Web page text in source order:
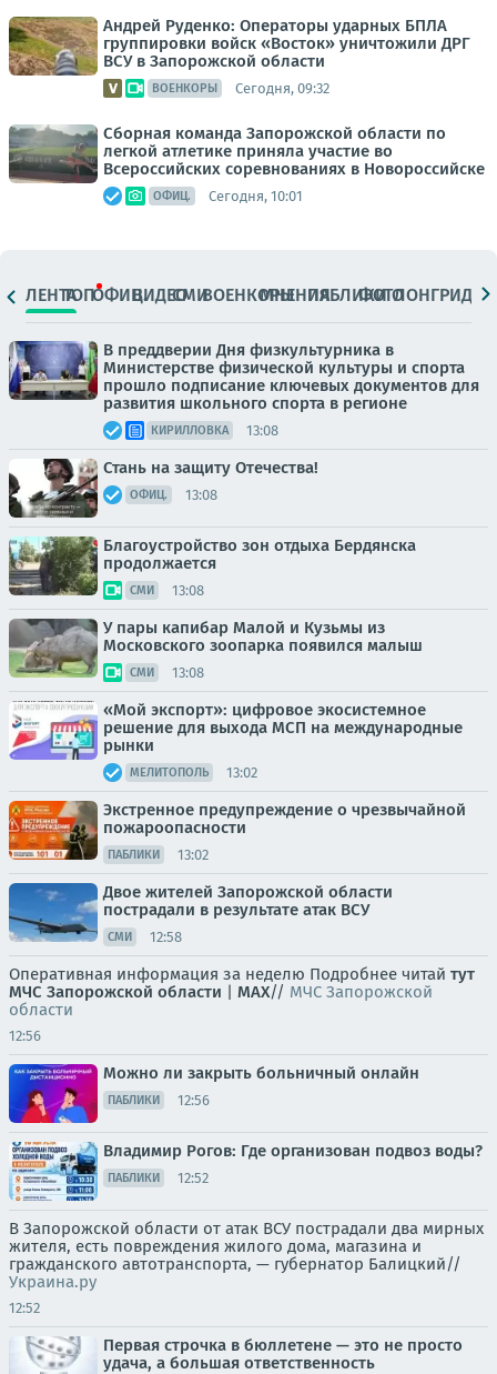
Андрей Руденко: Операторы ударных БПЛА
группировки войск «Восток» уничтожили ДРГ
ВСУ в Запорожской области
ВОЕНКОРЫ Сегодня, 09:32
Сборная команда Запорожской области по
легкой атлетике приняла участие во
Всероссийских соревнованиях в Новороссийске
ОФИЦ. Сегодня, 10:01
ЛЕНТАТОПОФИЦ.ВИДЕОСМИВОЕНКОРЫМНЕНИЯПАБЛИКИ
ФОТОЛОНГРИДЫ
В преддверии Дня физкультурника в
Министерстве физической культуры и спорта
прошло подписание ключевых документов для
развития школьного спорта в регионе
КИРИЛЛОВКА 13:08
Стань на защиту Отечества!
ОФИЦ. 13:08
Благоустройство зон отдыха Бердянска
продолжается
СМИ 13:08
У пары капибар Малой и Кузьмы из
Московского зоопарка появился малыш
СМИ 13:08
«Мой экспорт»: цифровое экосистемное
решение для выхода МСП на международные
рынки
МЕЛИТОПОЛЬ 13:02
Экстренное предупреждение о чрезвычайной
пожароопасности
ПАБЛИКИ 13:02
Двое жителей Запорожской области
пострадали в результате атак ВСУ
СМИ 12:58
Оперативная информация за неделю Подробнее читай тут
МЧС Запорожской области | MAX// МЧС Запорожской
области
12:56
Можно ли закрыть больничный онлайн
ПАБЛИКИ 12:56
Владимир Рогов: Где организован подвоз воды?
ПАБЛИКИ 12:52
В Запорожской области от атак ВСУ пострадали два мирных
жителя, есть повреждения жилого дома, магазина и
гражданского автотранспорта, — губернатор Балицкий//
Украина.ру
12:52
Первая строчка в бюллетене — это не просто
удача, а большая ответственность